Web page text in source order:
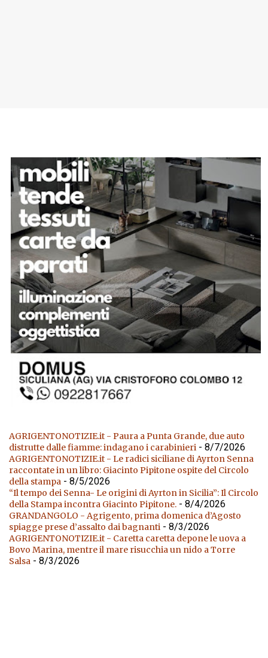
AGRIGENTONOTIZIE.it - Paura a Punta Grande, due auto
distrutte dalle fiamme: indagano i carabinieri - 8/7/2026
AGRIGENTONOTIZIE.it - Le radici siciliane di Ayrton Senna
raccontate in un libro: Giacinto Pipitone ospite del Circolo
della stampa - 8/5/2026
“Il tempo dei Senna- Le origini di Ayrton in Sicilia”: Il Circolo
della Stampa incontra Giacinto Pipitone. - 8/4/2026
GRANDANGOLO - Agrigento, prima domenica d’Agosto
spiagge prese d’assalto dai bagnanti - 8/3/2026
AGRIGENTONOTIZIE.it - Caretta caretta depone le uova a
Bovo Marina, mentre il mare risucchia un nido a Torre
Salsa - 8/3/2026